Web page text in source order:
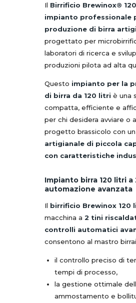
Il Birrificio Brewinox®
impianto professionale
produzione di birra
progettato per
laboratori di ricerca e
produzioni pilota ad alta
Questo impianto per la
di birra da 120 litri è una
compatta, efficiente e
per chi desidera avviare o
progetto brassicolo con un
artigianale di piccola
con caratteristiche
Impianto birra 120 litri a
automazione avanzata
Il birrificio Brewinox 120
macchina a 2 tini
controlli automatici
consentono al mastro
il controllo preciso di
tempi di processo,
la gestione ottimale
ammostamento e